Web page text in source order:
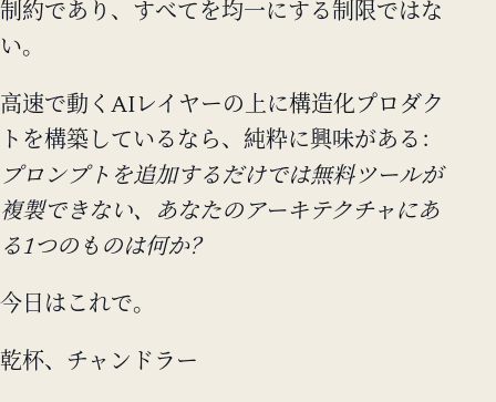
制約であり、すべてを均一にする制限ではな
い。
高速で動くAIレイヤーの上に構造化プロダク
トを構築しているなら、純粋に興味がある：
プロンプトを追加するだけでは無料ツールが
複製できない、あなたのアーキテクチャにあ
る1つのものは何か？
今日はこれで。
乾杯、チャンドラー